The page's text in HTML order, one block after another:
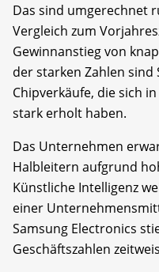
Das sind umgerechnet
Vergleich zum
Gewinnanstieg von
der starken Zahlen
Chipverkäufe, die sich
stark erholt haben.
Das Unternehmen
Halbleitern aufgrund
Künstliche Intelligenz
einer
Samsung Electronics
Geschäftszahlen